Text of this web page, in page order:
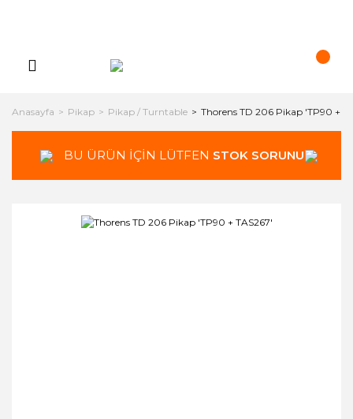
Anasayfa Pikap Pikap / Turntable Thorens TD 206 Pikap 'TP90 +
BU ÜRÜN İÇİN LÜTFEN STOK SORUNUZ